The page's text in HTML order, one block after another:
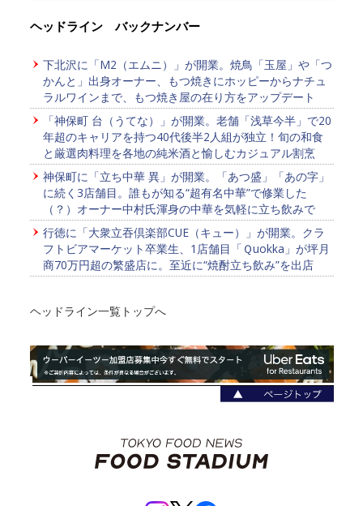
ヘッドライン バックナンバー
下北沢に「M2（エムニ）」が開業。焼鳥「玉屋」や「つ
かんと」出身オーナー、もつ焼きにホッピーからナチュ
ラルワインまで、もつ焼き屋の在り方をアップデート
「神保町 台（うてな）」が開業。老舗「浅草今半」で20
年超のキャリアを持つ40代後半2人組が独立！旬の和食
と厳選肉料理を各地の純米酒と愉しむカジュアル割烹
神保町に「立ち中華 異」が開業。「あつ盛」「あの字」
に続く3店舗目。誰もが知る“超有名中華”で修業した
（？）オーナー中村氏渾身の中華を気軽に立ち飲みで
行徳に「大衆立吞倶楽部CUE（キュー）」が開業。クラ
フトビアマーケット卒業生、1店舗目「Ｑuokka」が坪月
商70万円超の繁盛店に。至近に“焼酎立ち飲み”を出店
ヘッドライン一覧トップへ